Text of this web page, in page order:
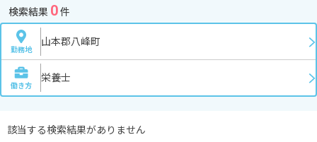
検索結果 0件
勤務地
山本郡八峰町
働き方
栄養士
該当する検索結果がありません